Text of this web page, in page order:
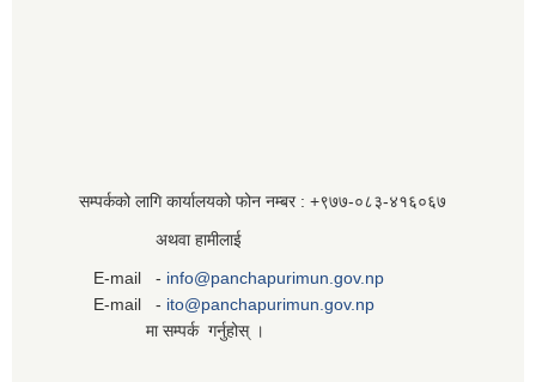
सम्पर्कको लागि कार्यालयको फोन नम्बर : +९७७-०८३‍-४१६०६७
अथवा हामीलाई
E-mail - info@panchapurimun.gov.np
E-mail - ito@panchapurimun.gov.np
मा सम्पर्क गर्नुहोस् ।